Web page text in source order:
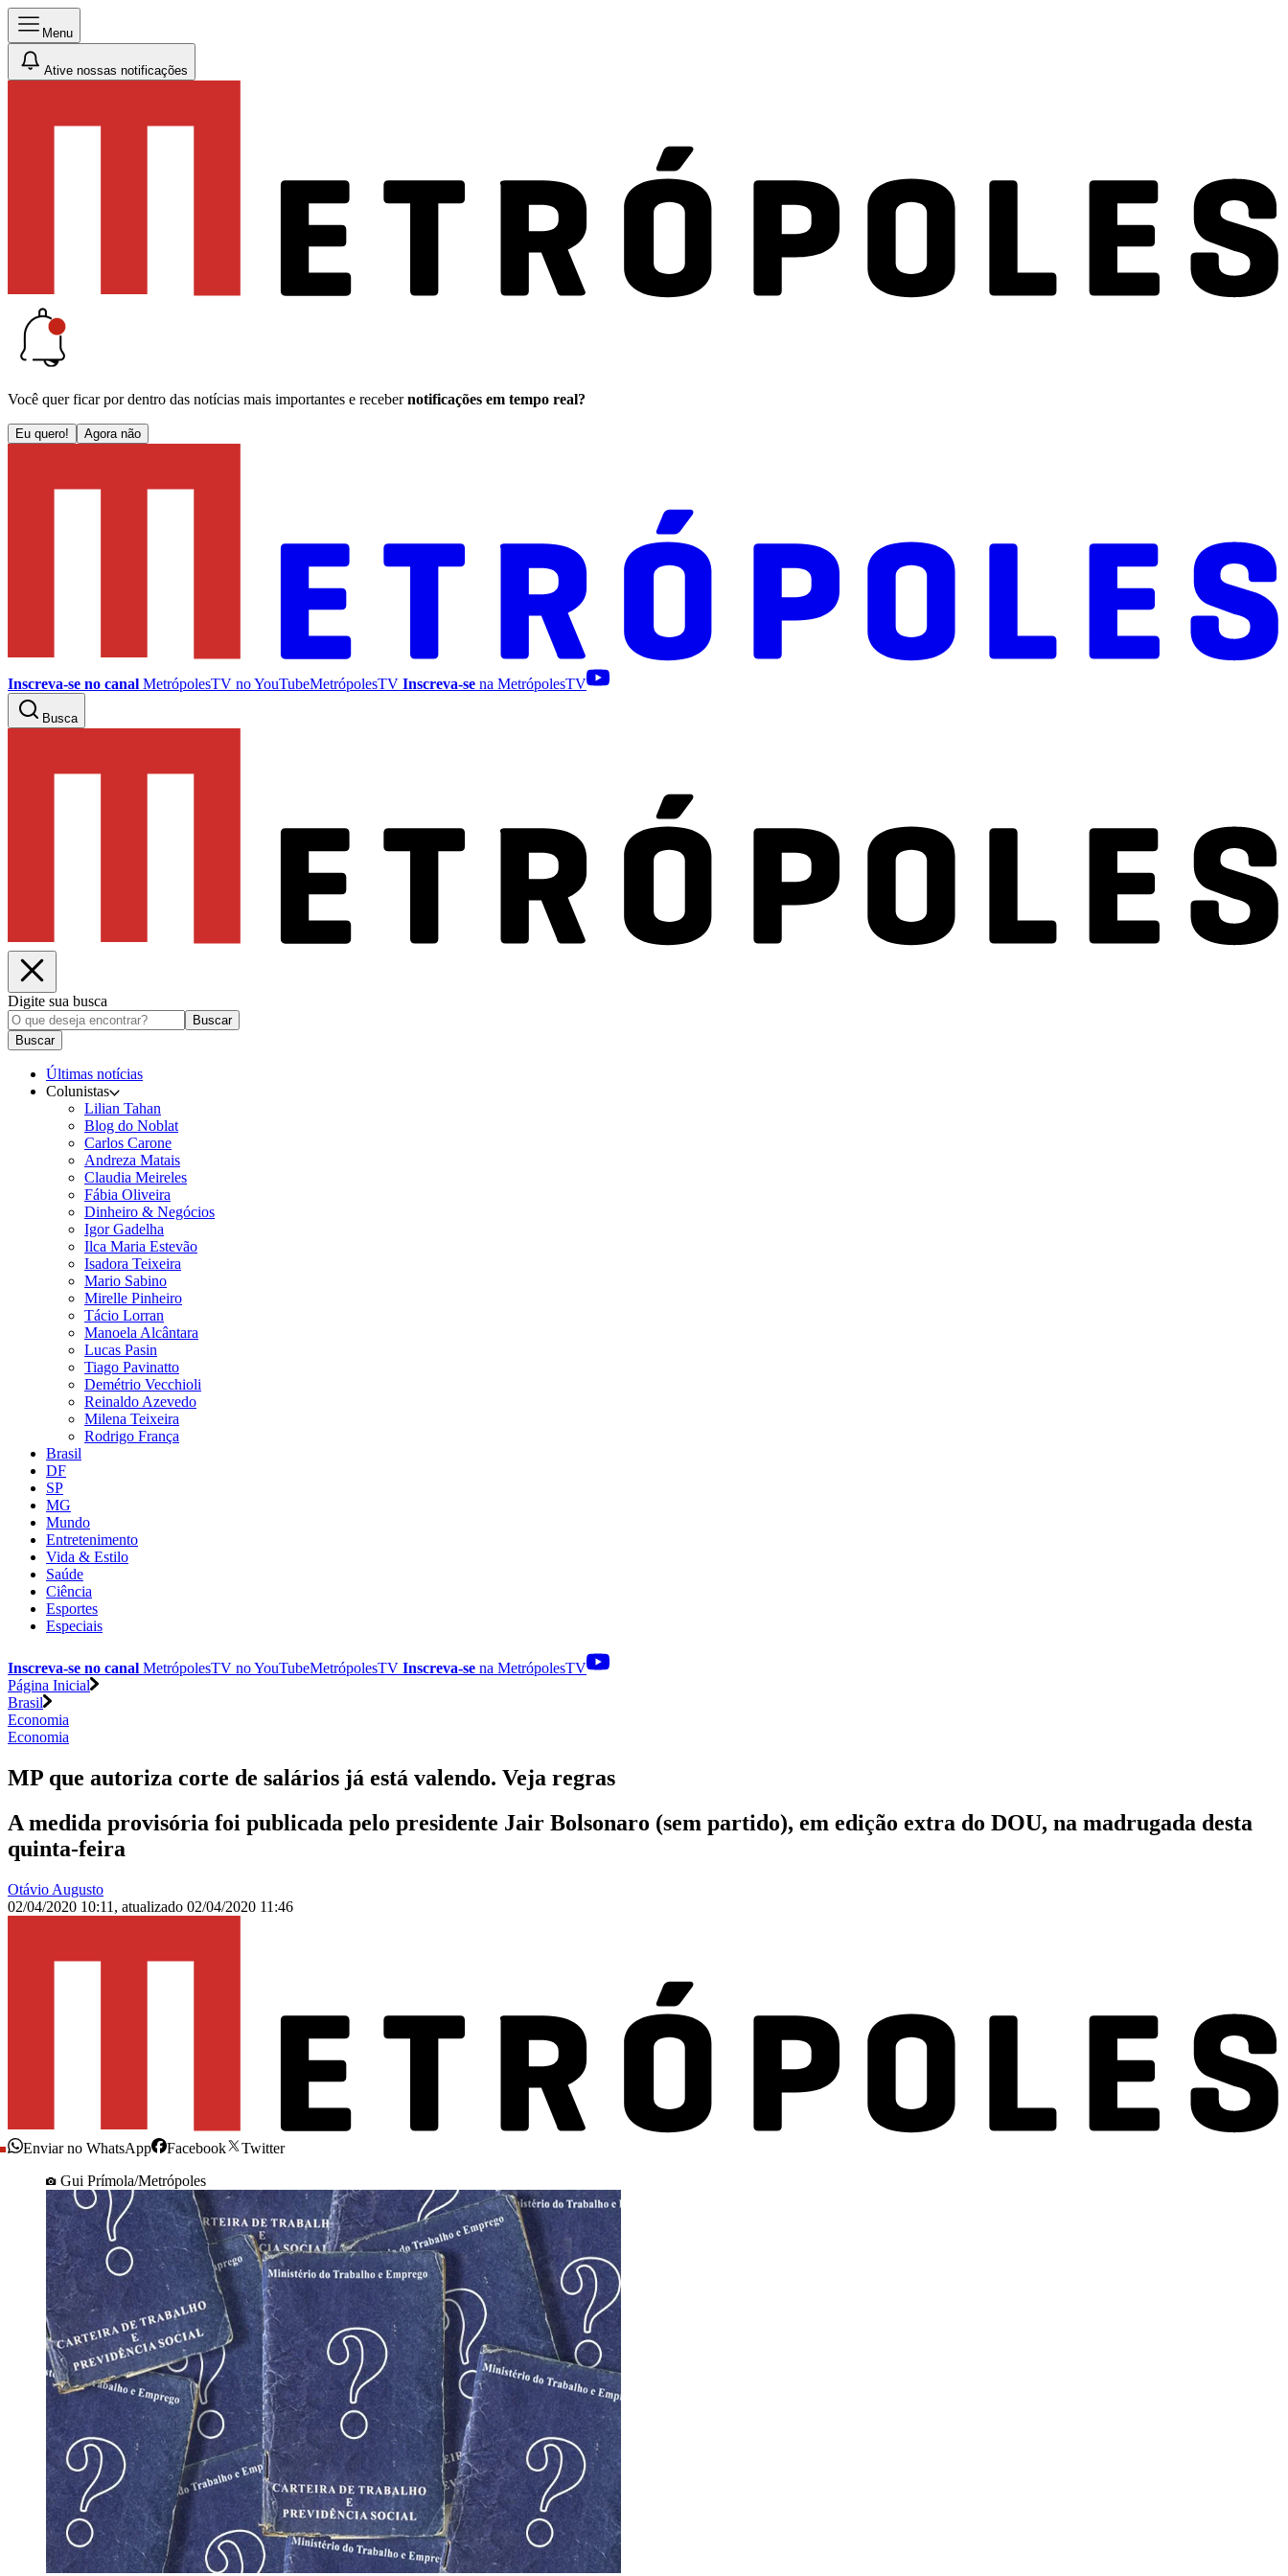
Menu
Ative nossas notificações
Você quer ficar por dentro das notícias mais importantes e receber notificações em tempo real?
Eu quero! Agora não
Inscreva-se no canal MetrópolesTV noYouTubeMetrópolesTV Inscreva-se na MetrópolesTV
Busca
Digite sua busca
Buscar
Buscar
Últimas notícias
Colunistas
Lilian Tahan
Blog do Noblat
Carlos Carone
Andreza Matais
Claudia Meireles
Fábia Oliveira
Dinheiro & Negócios
Igor Gadelha
Ilca Maria Estevão
Isadora Teixeira
Mario Sabino
Mirelle Pinheiro
Tácio Lorran
Manoela Alcântara
Lucas Pasin
Tiago Pavinatto
Demétrio Vecchioli
Reinaldo Azevedo
Milena Teixeira
Rodrigo França
Brasil
DF
SP
MG
Mundo
Entretenimento
Vida & Estilo
Saúde
Ciência
Esportes
Especiais
Inscreva-se no canal MetrópolesTV noYouTubeMetrópolesTV Inscreva-se na MetrópolesTV
Página Inicial
Brasil
Economia
Economia
MP que autoriza corte de salários já está valendo. Veja regras
A medida provisória foi publicada pelo presidente Jair Bolsonaro (sem partido), em edição extra do DOU, na madrugada desta
quinta-feira
Otávio Augusto
02/04/2020 10:11 , atualizado 02/04/2020 11:46
Enviar no WhatsApp Facebook
Twitter
Gui Prímola/Metrópoles